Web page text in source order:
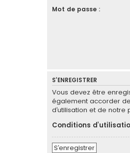
Mot de passe :
S’ENREGISTRER
Vous devez être
également accorder
d’utilisation et de
Conditions
S’enregistrer